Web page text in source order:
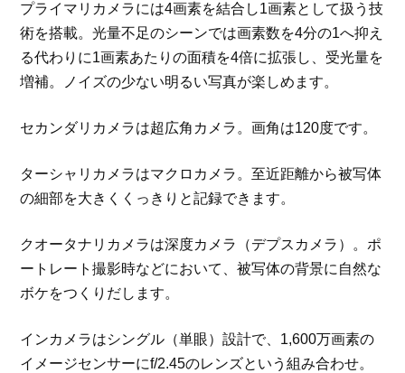
プライマリカメラには4画素を結合し1画素として扱う技
術を搭載。光量不足のシーンでは画素数を4分の1へ抑え
る代わりに1画素あたりの面積を4倍に拡張し、受光量を
増補。ノイズの少ない明るい写真が楽しめます。
セカンダリカメラは超広角カメラ。画角は120度です。
ターシャリカメラはマクロカメラ。至近距離から被写体
の細部を大きくくっきりと記録できます。
クオータナリカメラは深度カメラ（デプスカメラ）。ポ
ートレート撮影時などにおいて、被写体の背景に自然な
ボケをつくりだします。
インカメラはシングル（単眼）設計で、1,600万画素の
イメージセンサーにf/2.45のレンズという組み合わせ。